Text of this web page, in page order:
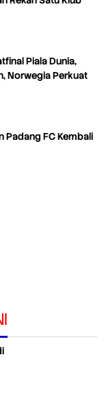
Piala Dunia,
Norwegia Perkuat
Padang FC Kembali